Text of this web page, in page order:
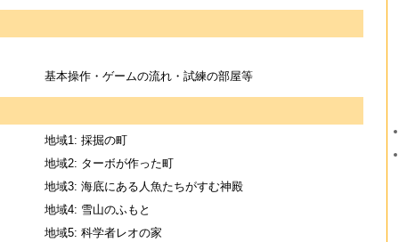
基本操作・ゲームの流れ・試練の部屋等
地域1: 採掘の町
地域2: ターボが作った町
地域3: 海底にある人魚たちがすむ神殿
地域4: 雪山のふもと
地域5: 科学者レオの家